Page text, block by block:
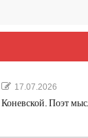
17.07.2026
Коневской. Поэт